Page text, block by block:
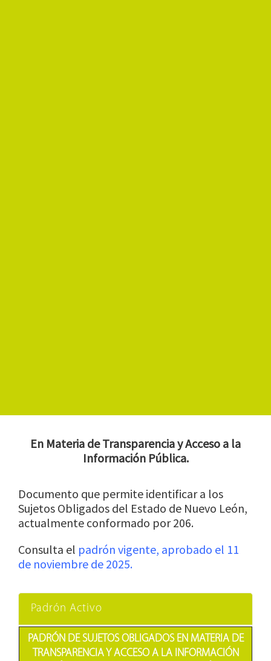
En Materia de Transparencia y Acceso a la
Información Pública.
Documento que permite identificar a los
Sujetos Obligados del Estado de Nuevo León,
actualmente conformado por 206.
Consulta el padrón vigente, aprobado el 11
de noviembre de 2025.
Padrón Activo
PADRÓN DE SUJETOS OBLIGADOS EN MATERIA DE
TRANSPARENCIA Y ACCESO A LA INFORMACIÓN